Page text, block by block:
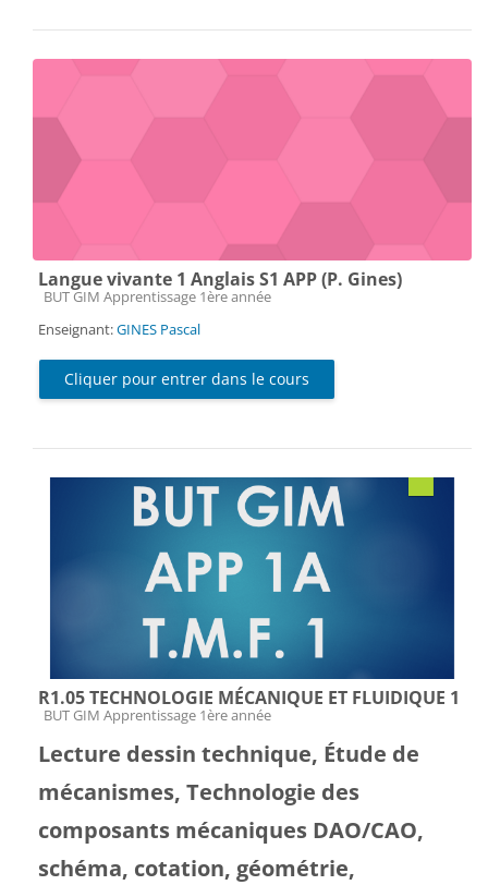
Langue vivante 1 Anglais S1 APP (P. Gines)
Catégorie de cours
BUT GIM Apprentissage 1ère année
Enseignant:GINES Pascal
Cliquer pour entrer dans le cours
R1.05 TECHNOLOGIE MÉCANIQUE ET FLUIDIQUE 1
Catégorie de cours
BUT GIM Apprentissage 1ère année
Lecture dessin technique, Étude de
mécanismes, Technologie des
composants mécaniques DAO/CAO,
schéma, cotation, géométrie,